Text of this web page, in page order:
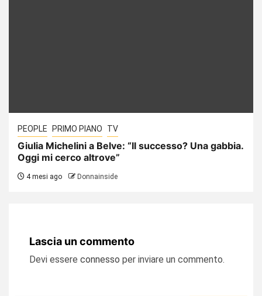
PEOPLE PRIMO PIANO TV
Giulia Michelini a Belve: “Il successo? Una gabbia.
Oggi mi cerco altrove”
4 mesi ago Donnainside
Lascia un commento
Devi essere connesso per inviare un commento.